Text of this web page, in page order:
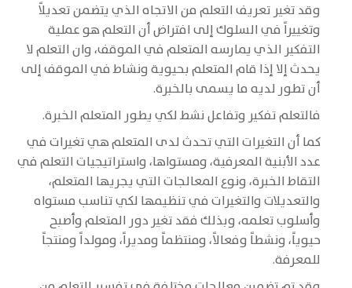
وقد تغير تعريف التعلم من الاتجاه الذي يتضمن تعديلاً
وتغييراً في السلوك إلى افتراض أن التعلم هو عملية
التفكير الذي يمارسه المتعلم في الموقف، وان التعلم لا
يحدث إلا إذا قام المتعلم بحيوية ونشاط في الموقف إلى
أن تطور لديه ما يسمى بالخبرة.
فالتعلم تفكير وتفاعل نشط لكي يطور المتعلم الخبرة.
كما أن التغيرات التي تحدث لدى المتعلم هي تغيرات في
عدد الأبنية المعرفية، ومستواها، واستراتيجيات التعلم في
التقاط الخبرة، ونوع المعالجات التي يجريها المتعلم،
والتعديلات والتغيرات في تنظيمها لكي تناسب مستواه
وأسلوب تعلمه، وبذلك فقد تغير دور المتعلم وأصبح
حيوياً، ونشطاً وفعالاً، ومنتظماً ومديراً، ومولداً ومنتجاً
للمعرفة.